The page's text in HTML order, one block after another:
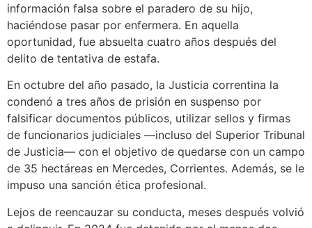
información falsa sobre el paradero de su hijo,
haciéndose pasar por enfermera. En aquella
oportunidad, fue absuelta cuatro años después del
delito de tentativa de estafa.
En octubre del año pasado, la Justicia correntina la
condenó a tres años de prisión en suspenso por
falsificar documentos públicos, utilizar sellos y firmas
de funcionarios judiciales —incluso del Superior Tribunal
de Justicia— con el objetivo de quedarse con un campo
de 35 hectáreas en Mercedes, Corrientes. Además, se le
impuso una sanción ética profesional.
Lejos de reencauzar su conducta, meses después volvió